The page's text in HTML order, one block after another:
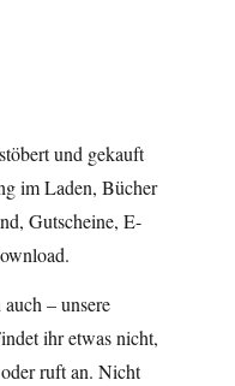
und gekauft
im Laden, Bücher
Gutscheine, E-
– unsere
ihr etwas nicht,
ruft an. Nicht